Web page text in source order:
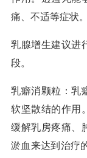
痛、不适等症状。
乳腺增生建议进
段。
乳癖消颗粒：乳
软坚散结的作用
缓解乳房疼痛、
淤血来达到治疗